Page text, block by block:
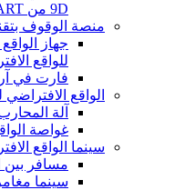
9D من VART
منصة الوقوف
جهاز
للواقع
فارت في
الواقع
آلة
غواصة
سينما الواقع
مسافر بين
سينما